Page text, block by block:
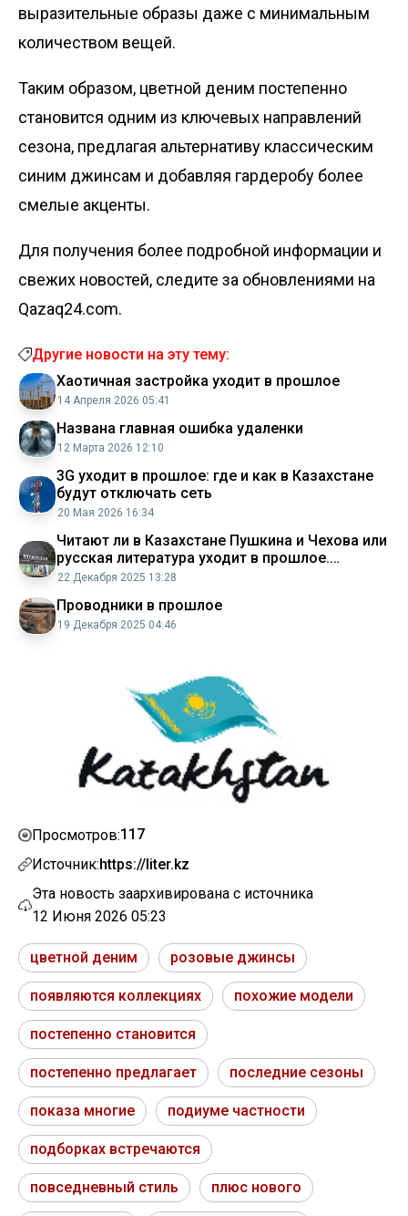
выразительные образы даже с минимальным
количеством вещей.
Таким образом, цветной деним постепенно
становится одним из ключевых направлений
сезона, предлагая альтернативу классическим
синим джинсам и добавляя гардеробу более
смелые акценты.
Для получения более подробной информации и
свежих новостей, следите за обновлениями на
Qazaq24.com.
Другие новости на эту тему:
Хаотичная застройка уходит в прошлое
14 Апреля 2026 05:41
Названа главная ошибка удаленки
12 Марта 2026 12:10
3G уходит в прошлое: где и как в Казахстане
будут отключать сеть
20 Мая 2026 16:34
Читают ли в Казахстане Пушкина и Чехова или
русская литература уходит в прошлое.
Репортаж
22 Декабря 2025 13:28
Проводники в прошлое
19 Декабря 2025 04:46
Просмотров:117
Источник:https://liter.kz
Эта новость заархивирована с источника
12 Июня 2026 05:23
цветной деним розовые джинсы
появляются коллекциях похожие модели
постепенно становится
постепенно предлагает последние сезоны
показа многие подиуме частности
подборках встречаются
повседневный стиль плюс нового